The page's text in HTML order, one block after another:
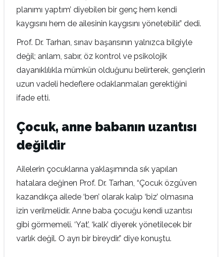
planımı yaptım’ diyebilen bir genç hem kendi
kaygısını hem de ailesinin kaygısını yönetebilir.” dedi.
Prof. Dr. Tarhan, sınav başarısının yalnızca bilgiyle
değil; anlam, sabır, öz kontrol ve psikolojik
dayanıklılıkla mümkün olduğunu belirterek, gençlerin
uzun vadeli hedeflere odaklanmaları gerektiğini
ifade etti.
Çocuk, anne babanın uzantısı
değildir
Ailelerin çocuklarına yaklaşımında sık yapılan
hatalara değinen Prof. Dr. Tarhan, “Çocuk özgüven
kazandıkça ailede ‘ben’ olarak kalıp ‘biz’ olmasına
izin verilmelidir. Anne baba çocuğu kendi uzantısı
gibi görmemeli. ‘Yat’, ‘kalk’ diyerek yönetilecek bir
varlık değil. O ayrı bir bireydir.” diye konuştu.